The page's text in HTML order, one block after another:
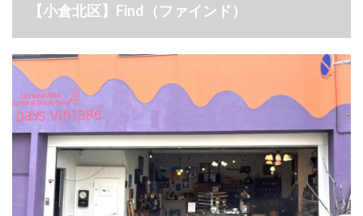
【小倉北区】Find（ファインド）